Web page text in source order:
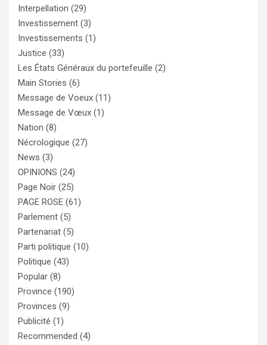
Interpellation (29)
Investissement (3)
Investissements (1)
Justice (33)
Les États Généraux du portefeuille (2)
Main Stories (6)
Message de Voeux (11)
Message de Vœux (1)
Nation (8)
Nécrologique (27)
News (3)
OPINIONS (24)
Page Noir (25)
PAGE ROSE (61)
Parlement (5)
Partenariat (5)
Parti politique (10)
Politique (43)
Popular (8)
Province (190)
Provinces (9)
Publicité (1)
Recommended (4)